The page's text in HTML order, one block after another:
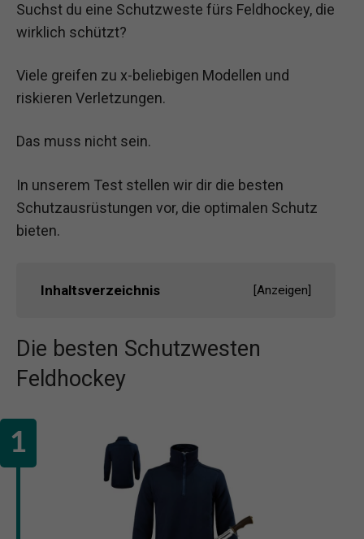
Suchst du eine Schutzweste fürs Feldhockey, die
wirklich schützt?
Viele greifen zu x-beliebigen Modellen und
riskieren Verletzungen.
Das muss nicht sein.
In unserem Test stellen wir dir die besten
Schutzausrüstungen vor, die optimalen Schutz
bieten.
Inhaltsverzeichnis [Anzeigen]
Die besten Schutzwesten
Feldhockey